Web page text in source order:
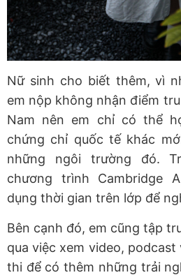
Nữ sinh cho biết thêm, vì
em nộp không nhận điểm
Nam nên em chỉ có thể
chứng chỉ quốc tế khác
những ngôi trường đó.
chương trình Cambridge
dụng thời gian trên lớp để
Bên cạnh đó, em cũng tập
qua việc xem video,
thi để có thêm những trải